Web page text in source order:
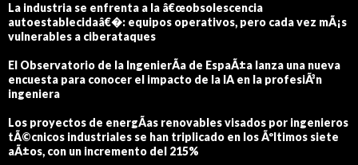
La industria se enfrenta a la â€œobsolescencia
autoestablecidaâ€�: equipos operativos, pero cada vez mÃ¡s
vulnerables a ciberataques
El Observatorio de la IngenierÃ­a de EspaÃ±a lanza una nueva
encuesta para conocer el impacto de la IA en la profesiÃ³n
ingeniera
Los proyectos de energÃ­as renovables visados por ingenieros
tÃ©cnicos industriales se han triplicado en los Ãºltimos siete
aÃ±os, con un incremento del 215%